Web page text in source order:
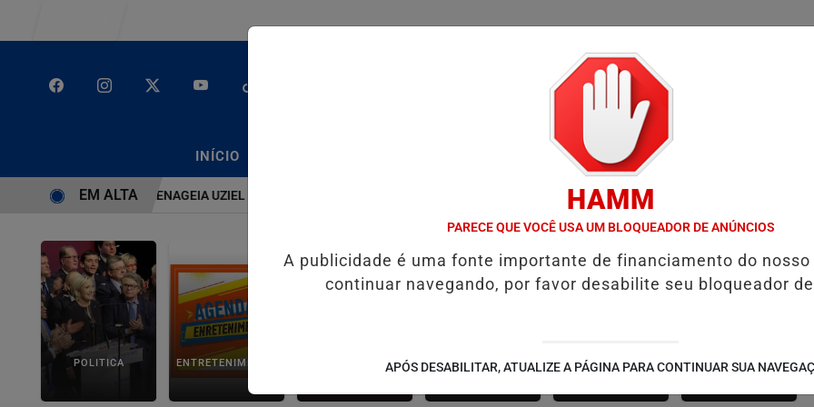
INÍCIO COLUNAS / EMPREGOS
É BRUTO” HOMENAGEIA UZIEL BUENO NO TERRAÇO MINEIRO NA RESENHA DA DZR: MARCELE DESIRÉE ENTREVISTA FÃS
EM ALTA
POLITICA ENTRETENIMENTO SALVADOR AQUI! SÃO JOÃO 2.6
NOTÍCIAS
FUTEBOL
HAMM
PARECE QUE VOCÊ USA UM BLOQUEADOR DE ANÚNCIOS
A publicidade é uma fonte importante de financiamento do nosso
continuar navegando, por favor desabilite seu bloqueador
APÓS DESABILITAR, ATUALIZE A PÁGINA PARA CONTINUAR SUA